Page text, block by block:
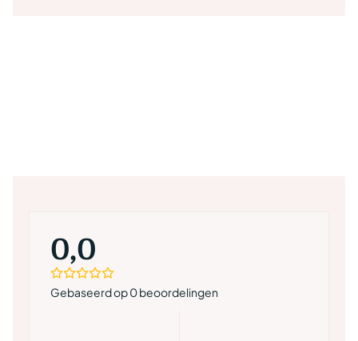
0,0
Gebaseerd op 0 beoordelingen